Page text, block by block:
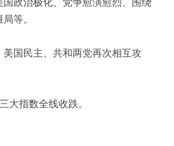
等。
国民主、共和两党再次相互攻
大指数全线收跌。